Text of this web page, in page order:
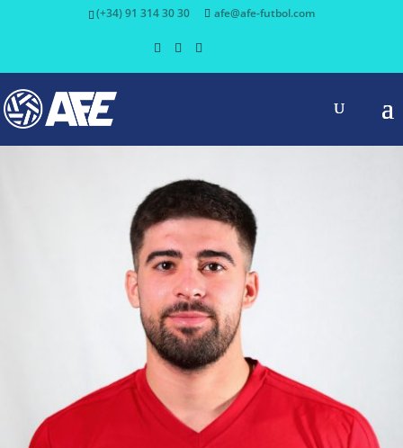
(+34) 91 314 30 30 afe@afe-futbol.com